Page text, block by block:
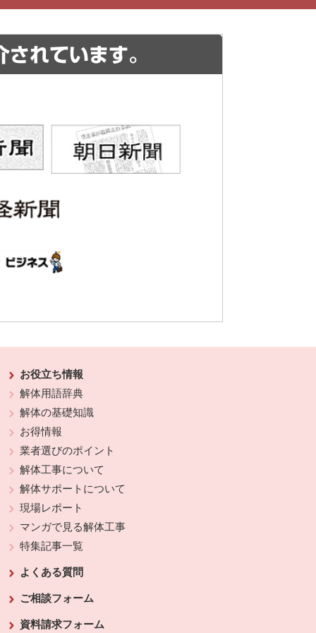
れています。
お役立ち情報
解体用語辞典
解体の基礎知識
お得情報
業者選びのポイント
解体工事について
解体サポートについて
現場レポート
マンガで見る解体工事
特集記事一覧
よくある質問
ご相談フォーム
資料請求フォーム